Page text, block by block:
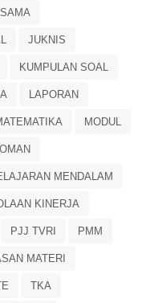
JUKNIS
KUMPULAN SOAL
LAPORAN
MODUL
MENDALAM
KINERJA
PJJ TVRI PMM
MATERI
TKA